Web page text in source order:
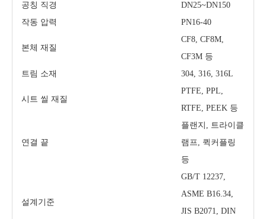
공칭 직경
DN25~DN150
작동 압력
PN16-40
본체 재질
CF8, CF8M,
CF3M 등
트림 소재
304, 316, 316L
시트 씰 재질
PTFE, PPL,
RTFE, PEEK 등
연결 끝
플랜지, 트라이클
램프, 퀵커플링
등
설계기준
GB/T 12237,
ASME B16.34,
JIS B2071, DIN